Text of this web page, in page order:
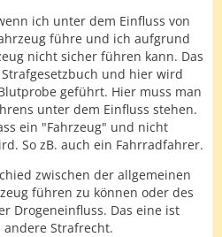
ich unter dem Einfluss von
führe und ich aufgrund
nicht sicher führen kann. Das
und hier wird
geführt. Hier muss man
unter dem Einfluss stehen.
ein "Fahrzeug" und nicht
So zB. auch ein Fahrradfahrer.
zwischen der allgemeinen
führen zu können oder des
Drogeneinfluss. Das eine ist
Strafrecht.